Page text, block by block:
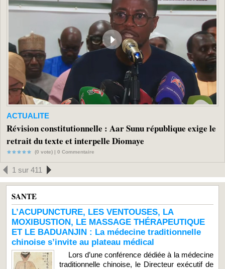
ACTUALITE
Révision constitutionnelle : Aar Sunu république exige le
retrait du texte et interpelle Diomaye
(0 vote) | 0 Commentaire
1 sur 411
SANTE
L’ACUPUNCTURE, LES VENTOUSES, LA
MOXIBUSTION, LE MASSAGE THÉRAPEUTIQUE
ET LE BADUANJIN : La médecine traditionnelle
chinoise s’invite au plateau médical
Lors d’une conférence dédiée à la médecine
traditionnelle chinoise, le Directeur exécutif de